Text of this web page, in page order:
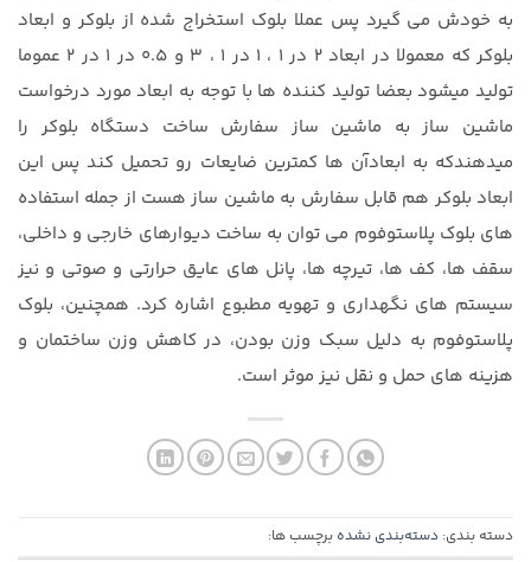
به خودش می گیرد پس عملا بلوک استخراج شده از بلوکر و ابعاد
بلوکر که معمولا در ابعاد ۲ در ۱ ، ۱ در ۱ ، ۳ و ۰.۵ در ۱ در ۲ عموما
تولید میشود بعضا تولید کننده ها با توجه به ابعاد مورد درخواست
ماشین ساز به ماشین ساز سفارش ساخت دستگاه بلوکر را
میدهندکه به ابعادآن ها کمترین ضایعات رو تحمیل کند پس این
ابعاد بلوکر هم قابل سفارش به ماشین ساز هست از جمله استفاده
های بلوک پلاستوفوم می توان به ساخت دیوارهای خارجی و داخلی،
سقف ها، کف ها، تیرچه ها، پانل های عایق حرارتی و صوتی و نیز
سیستم های نگهداری و تهویه مطبوع اشاره کرد. همچنین، بلوک
پلاستوفوم به دلیل سبک وزن بودن، در کاهش وزن ساختمان و
هزینه های حمل و نقل نیز موثر است.
دسته بندی: دسته‌بندی نشده برچسب ها: